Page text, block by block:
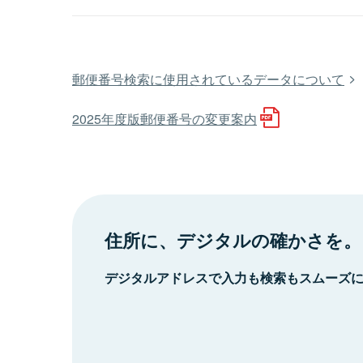
郵便番号検索に使用されているデータについて
2025年度版郵便番号の変更案内
住所に、デジタルの確かさを。
デジタルアドレスで入力も検索もスムーズ